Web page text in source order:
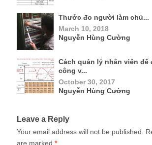
Thước đo người làm chủ...
March 10, 2018
Nguyễn Hùng Cường
Cách quản lý nhân viên để
công v...
October 30, 2017
Nguyễn Hùng Cường
Leave a Reply
Your email address will not be published.
are marked *